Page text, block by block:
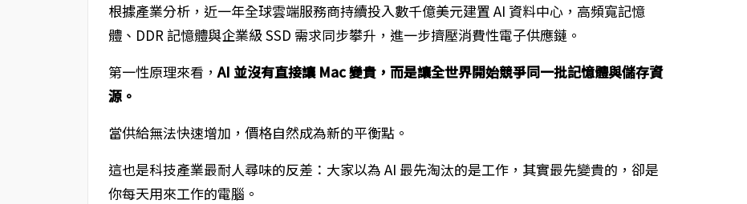
根據產業分析，近一年全球雲端服務商持續投入數千億美元建置 AI 資料中心，高頻寬記憶
體、DDR 記憶體與企業級 SSD 需求同步攀升，進一步擠壓消費性電子供應鏈。
第一性原理來看，AI 並沒有直接讓 Mac 變貴，而是讓全世界開始競爭同一批記憶體與儲存資
源。
當供給無法快速增加，價格自然成為新的平衡點。
這也是科技產業最耐人尋味的反差：大家以為 AI 最先淘汰的是工作，其實最先變貴的，卻是
你每天用來工作的電腦。